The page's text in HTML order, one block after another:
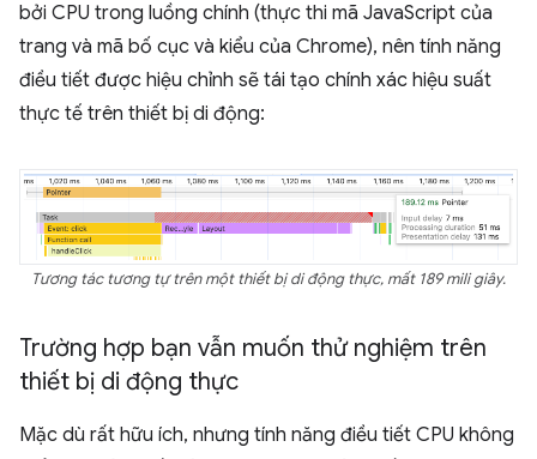
bởi CPU trong luồng chính (thực thi mã JavaScript của
trang và mã bố cục và kiểu của Chrome), nên tính năng
điều tiết được hiệu chỉnh sẽ tái tạo chính xác hiệu suất
thực tế trên thiết bị di động:
Tương tác tương tự trên một thiết bị di động thực, mất 189 mili giây.
Trường hợp bạn vẫn muốn thử nghiệm trên
thiết bị di động thực
Mặc dù rất hữu ích, nhưng tính năng điều tiết CPU không